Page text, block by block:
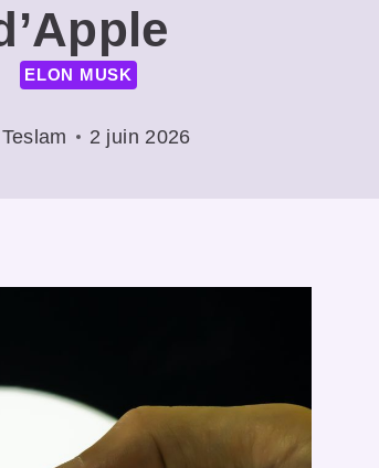
ELON MUSK
Teslam 2 juin 2026